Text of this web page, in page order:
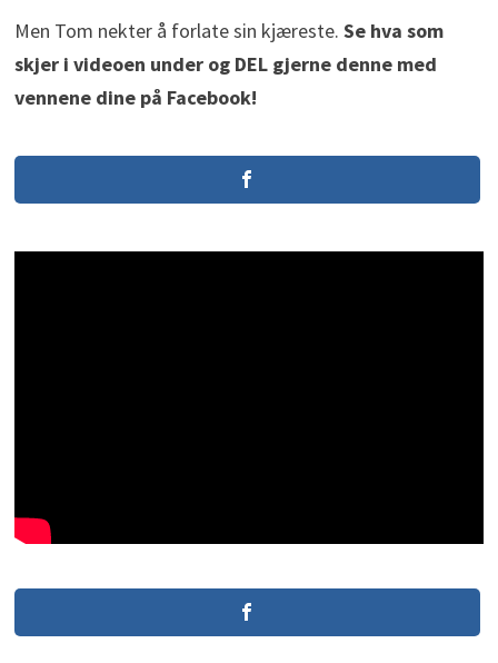
Men Tom nekter å forlate sin kjæreste. Se hva som
skjer i videoen under og DEL gjerne denne med
vennene dine på Facebook!